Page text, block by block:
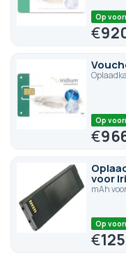
Op
€
Op
€
voor
mAh
Op
€